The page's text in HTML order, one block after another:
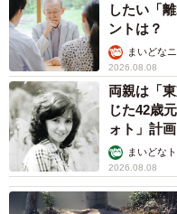
したい「
ントは？
まいどな
2026.08.08
両親は「
じた42歳
ォト」計
む」まいどな
2026.08.08